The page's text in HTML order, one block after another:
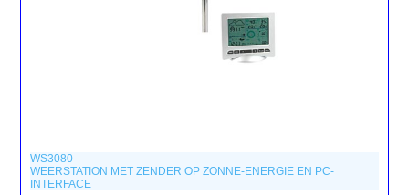
WS3080
WEERSTATION MET ZENDER OP ZONNE-ENERGIE EN PC-
INTERFACE